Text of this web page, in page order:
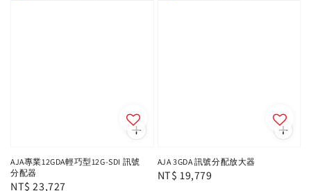
AJA專業12GDA輕巧型12G-SDI 訊號
分配器
Regular
NT$ 23,727
AJA 3GDA 訊號分配放大器
Regular
NT$ 19,779